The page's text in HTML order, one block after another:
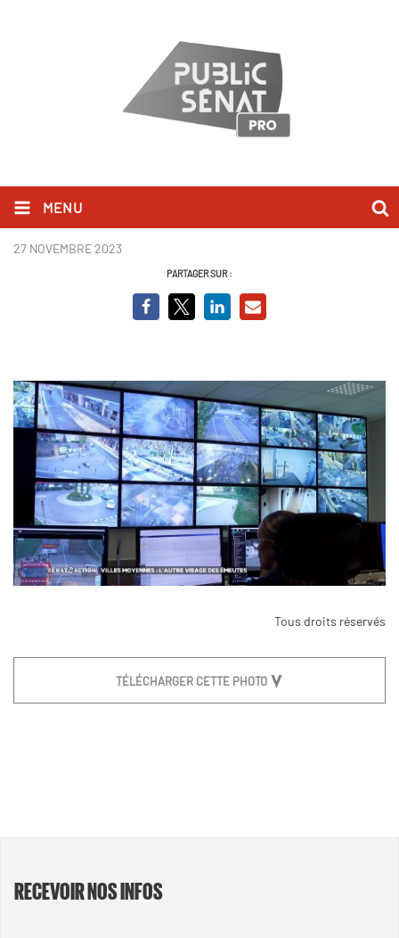
MENU
SEA - Emeutes.JPG
27 NOVEMBRE 2023
PARTAGER SUR :
Tous droits réservés
TÉLÉCHARGER CETTE PHOTO
RECEVOIR NOS INFOS